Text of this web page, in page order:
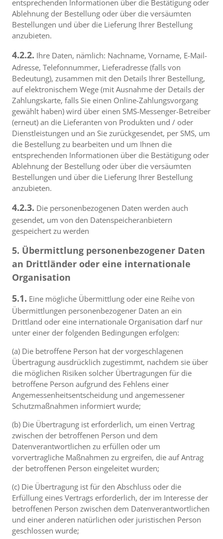
entsprechenden Informationen über die Bestätigung oder
Ablehnung der Bestellung oder über die versäumten
Bestellungen und über die Lieferung Ihrer Bestellung
anzubieten.
4.2.2. Ihre Daten, nämlich: Nachname, Vorname, E-Mail-
Adresse, Telefonnummer, Lieferadresse (falls von
Bedeutung), zusammen mit den Details Ihrer Bestellung,
auf elektronischem Wege (mit Ausnahme der Details der
Zahlungskarte, falls Sie einen Online-Zahlungsvorgang
gewählt haben) wird über einen SMS-Messenger-Betreiber
(erneut) an die Lieferanten von Produkten und / oder
Dienstleistungen und an Sie zurückgesendet, per SMS, um
die Bestellung zu bearbeiten und um Ihnen die
entsprechenden Informationen über die Bestätigung oder
Ablehnung der Bestellung oder über die versäumten
Bestellungen und über die Lieferung Ihrer Bestellung
anzubieten.
4.2.3. Die personenbezogenen Daten werden auch
gesendet, um von den Datenspeicheranbietern
gespeichert zu werden
5. Übermittlung personenbezogener Daten
an Drittländer oder eine internationale
Organisation
5.1. Eine mögliche Übermittlung oder eine Reihe von
Übermittlungen personenbezogener Daten an ein
Drittland oder eine internationale Organisation darf nur
unter einer der folgenden Bedingungen erfolgen:
(a) Die betroffene Person hat der vorgeschlagenen
Übertragung ausdrücklich zugestimmt, nachdem sie über
die möglichen Risiken solcher Übertragungen für die
betroffene Person aufgrund des Fehlens einer
Angemessenheitsentscheidung und angemessener
Schutzmaßnahmen informiert wurde;
(b) Die Übertragung ist erforderlich, um einen Vertrag
zwischen der betroffenen Person und dem
Datenverantwortlichen zu erfüllen oder um
vorvertragliche Maßnahmen zu ergreifen, die auf Antrag
der betroffenen Person eingeleitet wurden;
(c) Die Übertragung ist für den Abschluss oder die
Erfüllung eines Vertrags erforderlich, der im Interesse der
betroffenen Person zwischen dem Datenverantwortlichen
und einer anderen natürlichen oder juristischen Person
geschlossen wurde;